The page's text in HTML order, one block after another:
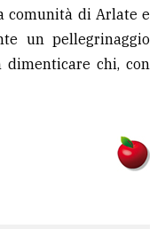
comunità di Arlate e
un pellegrinaggio
dimenticare chi, con